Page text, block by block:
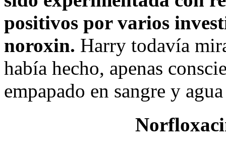
positivos por varios
noroxin. Harry todavía
había hecho, apenas
empapado en sangre y